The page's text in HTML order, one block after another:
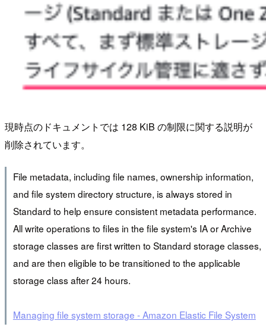
現時点のドキュメントでは 128 KiB の制限に関する説明が
削除されています。
File metadata, including file names, ownership information,
and file system directory structure, is always stored in
Standard to help ensure consistent metadata performance.
All write operations to files in the file system's IA or Archive
storage classes are first written to Standard storage classes,
and are then eligible to be transitioned to the applicable
storage class after 24 hours.
Managing file system storage - Amazon Elastic File System